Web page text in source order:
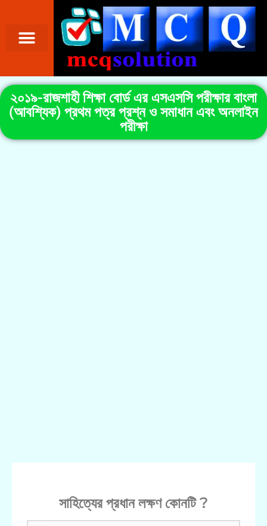
২০১৯-রাজশাহী শিক্ষা বোর্ড এর এসএসসি পরীক্ষার বাংলা
(আবশ্যিক) প্রথম পত্র প্রশ্ন ও সমাধান এবং অনলাইন
পরীক্ষা
সাহিত্যের প্রধান লক্ষণ কোনটি ?